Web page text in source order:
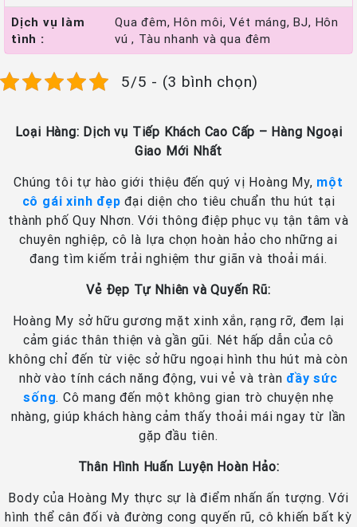
Dịch vụ làm
tình :
Qua đêm, Hôn môi, Vét máng, BJ, Hôn
vú , Tàu nhanh và qua đêm
5/5 - (3 bình chọn)
Loại Hàng: Dịch vụ Tiếp Khách Cao Cấp – Hàng Ngoại
Giao Mới Nhất
Chúng tôi tự hào giới thiệu đến quý vị Hoàng My, một
cô gái xinh đẹp đại diện cho tiêu chuẩn thu hút tại
thành phố Quy Nhơn. Với thông điệp phục vụ tận tâm và
chuyên nghiệp, cô là lựa chọn hoàn hảo cho những ai
đang tìm kiếm trải nghiệm thư giãn và thoải mái.
Vẻ Đẹp Tự Nhiên và Quyến Rũ:
Hoàng My sở hữu gương mặt xinh xắn, rạng rỡ, đem lại
cảm giác thân thiện và gần gũi. Nét hấp dẫn của cô
không chỉ đến từ việc sở hữu ngoại hình thu hút mà còn
nhờ vào tính cách năng động, vui vẻ và tràn đầy sức
sống. Cô mang đến một không gian trò chuyện nhẹ
nhàng, giúp khách hàng cảm thấy thoải mái ngay từ lần
gặp đầu tiên.
Thân Hình Huấn Luyện Hoàn Hảo:
Body của Hoàng My thực sự là điểm nhấn ấn tượng. Với
hình thể cân đối và đường cong quyến rũ, cô khiến bất kỳ